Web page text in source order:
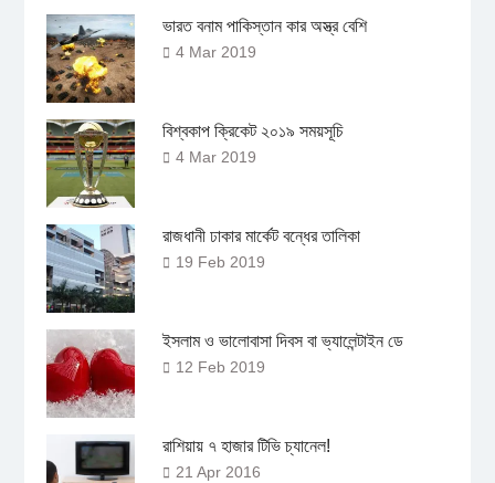
ভারত বনাম পাকিস্তান কার অস্ত্র বেশি
4 Mar 2019
বিশ্বকাপ ক্রিকেট ২০১৯ সময়সূচি
4 Mar 2019
রাজধানী ঢাকার মার্কেট বন্ধের তালিকা
19 Feb 2019
ইসলাম ও ভালোবাসা দিবস বা ভ্যালেন্টাইন ডে
12 Feb 2019
রাশিয়ায় ৭ হাজার টিভি চ্যানেল!
21 Apr 2016